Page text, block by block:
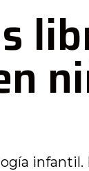
infantil.